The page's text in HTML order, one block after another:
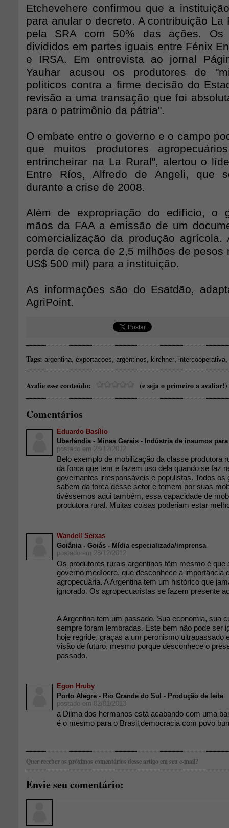
Etchevehere confirmou que a
para anular o decreto. A contribuição La
pela SRA com 50% das ações. Os
divididos em partes iguais entre Fénix
e IRSA. Em entrevista ao jornal
Yauhar acusou os produtores de
políticos contra a firme decisão do
revisão a uma transação que foi
para o patrimônio da pátria".
O embate entre o governo e o campo
que muitos produtores
entrincheirar na La Rural", alertou o
Entre Ríos, Alfredo de Angeli, que
durante a crise de 2008.
Além de expropriação do edifício, o
mãos da FAA a emissão de um
comercialização da produção agrícola.
perda de cerca de 2,5 milhões de pesos
US$ 500 mil) para a instituição.
As informações são do Esatdão,
AgriPoint.
Tags: argentina exportacoes argentinos kirchner intercooperativa
Avalie esse conteúdo: (e seja o primeiro a avaliar!)
Comentários
Eduardo Basílio
Uberlândia - Minas Gerais - Indústria de insumos
postado em 28/12/2012
Belo exemplo de mobilização da classe produtora
da forca que tem e fazem uso dela quando se faz
governantes irresponsáveis e populistas. Todos os
sabem da forca desse setor e temem por suas
tivéssemos aqui também, essa capacidade de
produtora rural. Muitas coisas poderiam estar
Wandell Seixas
Goiânia - Goiás - Mídia especializada/imprensa
postado em 28/12/2012
Os produtores rurais argentinos têm mesmo é que
governo medíocre, que desconhece a importância
agropecuária. A Argentina tem um histórico que
ignorado. Os agropecuaristas se fazem presente
A Argentina tem um passado. Sua economia, sua
sempre foram lembradas. Este bem não pode ser
hoje regride, graças a um peronismo ultrapassado
visão de futuro, mesmo porque desconhece o
passado.
Egon Hruby
Porto Alegre - Rio Grande do Sul - Produção de leite
postado em 02/01/2013
a Dilma dos hermanos está acabando com uma
é o mesmo para o Brasil,democracia com povo
Quer receber os próximos comentários desse artigo em seu e-mail?
Envie seu comentário: